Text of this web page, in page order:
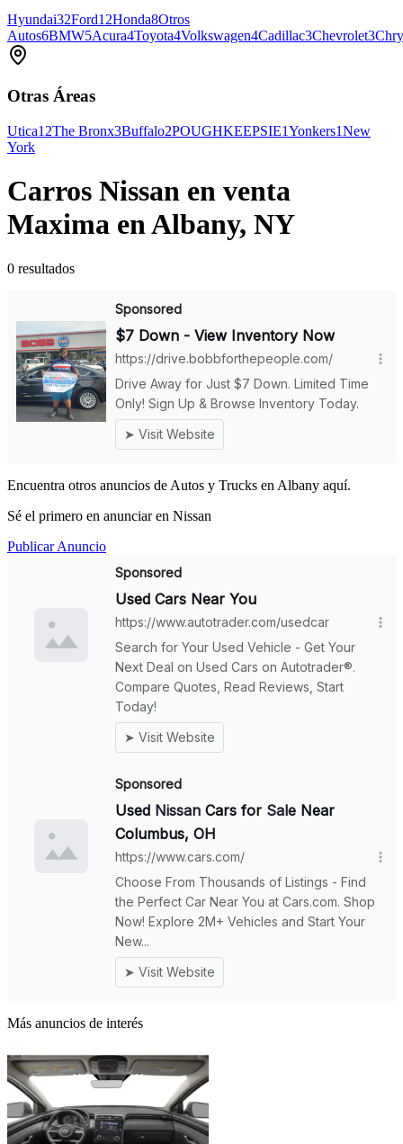
Hyundai32Ford12Honda8Otros
Autos6BMW5Acura4Toyota4Volkswagen4Cadillac3Chevrolet3
Otras Áreas
Utica12The Bronx3Buffalo2POUGHKEEPSIE1Yonkers1New
York
Carros Nissan en venta
Maxima en Albany, NY
0 resultados
Encuentra otros anuncios de Autos y Trucks en Albany aquí.
Sé el primero en anunciar en Nissan
Publicar Anuncio
Más anuncios de interés